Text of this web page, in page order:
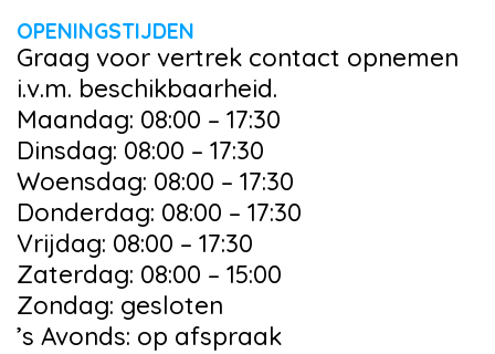
OPENINGSTIJDEN
Graag voor vertrek contact opnemen
i.v.m. beschikbaarheid.
Maandag: 08:00 – 17:30
Dinsdag: 08:00 – 17:30
Woensdag: 08:00 – 17:30
Donderdag: 08:00 – 17:30
Vrijdag: 08:00 – 17:30
Zaterdag: 08:00 – 15:00
Zondag: gesloten
’s Avonds: op afspraak